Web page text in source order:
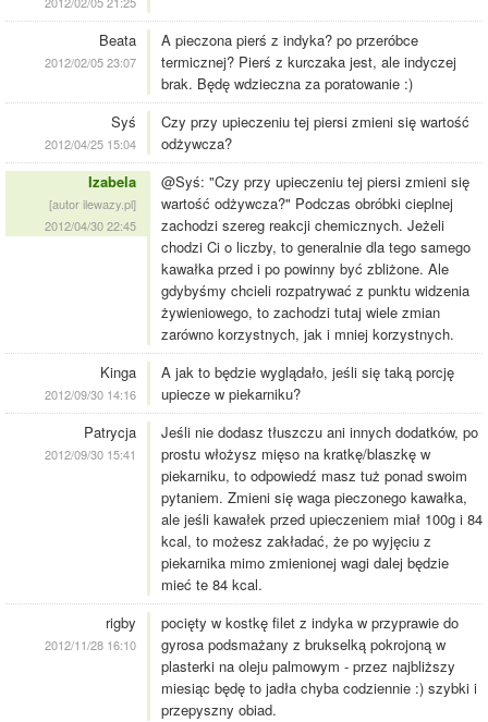
Beata
2012/02/05 23:07
A pieczona pierś z indyka? po przeróbce
termicznej? Pierś z kurczaka jest, ale indyczej
brak. Będę wdzieczna za poratowanie :)
Syś
2012/04/25 15:04
Czy przy upieczeniu tej piersi zmieni się wartość
odżywcza?
Izabela
[autor ilewazy.pl]
2012/04/30 22:45
@Syś: "Czy przy upieczeniu tej piersi zmieni się
wartość odżywcza?" Podczas obróbki cieplnej
zachodzi szereg reakcji chemicznych. Jeżeli
chodzi Ci o liczby, to generalnie dla tego samego
kawałka przed i po powinny być zbliżone. Ale
gdybyśmy chcieli rozpatrywać z punktu widzenia
żywieniowego, to zachodzi tutaj wiele zmian
zarówno korzystnych, jak i mniej korzystnych.
Kinga
2012/09/30 14:16
A jak to będzie wyglądało, jeśli się taką porcję
upiecze w piekarniku?
Patrycja
2012/09/30 15:41
Jeśli nie dodasz tłuszczu ani innych dodatków, po
prostu włożysz mięso na kratkę/blaszkę w
piekarniku, to odpowiedź masz tuż ponad swoim
pytaniem. Zmieni się waga pieczonego kawałka,
ale jeśli kawałek przed upieczeniem miał 100g i 84
kcal, to możesz zakładać, że po wyjęciu z
piekarnika mimo zmienionej wagi dalej będzie
mieć te 84 kcal.
rigby
2012/11/28 16:10
pocięty w kostkę filet z indyka w przyprawie do
gyrosa podsmażany z brukselką pokrojoną w
plasterki na oleju palmowym - przez najbliższy
miesiąc będę to jadła chyba codziennie :) szybki i
przepyszny obiad.